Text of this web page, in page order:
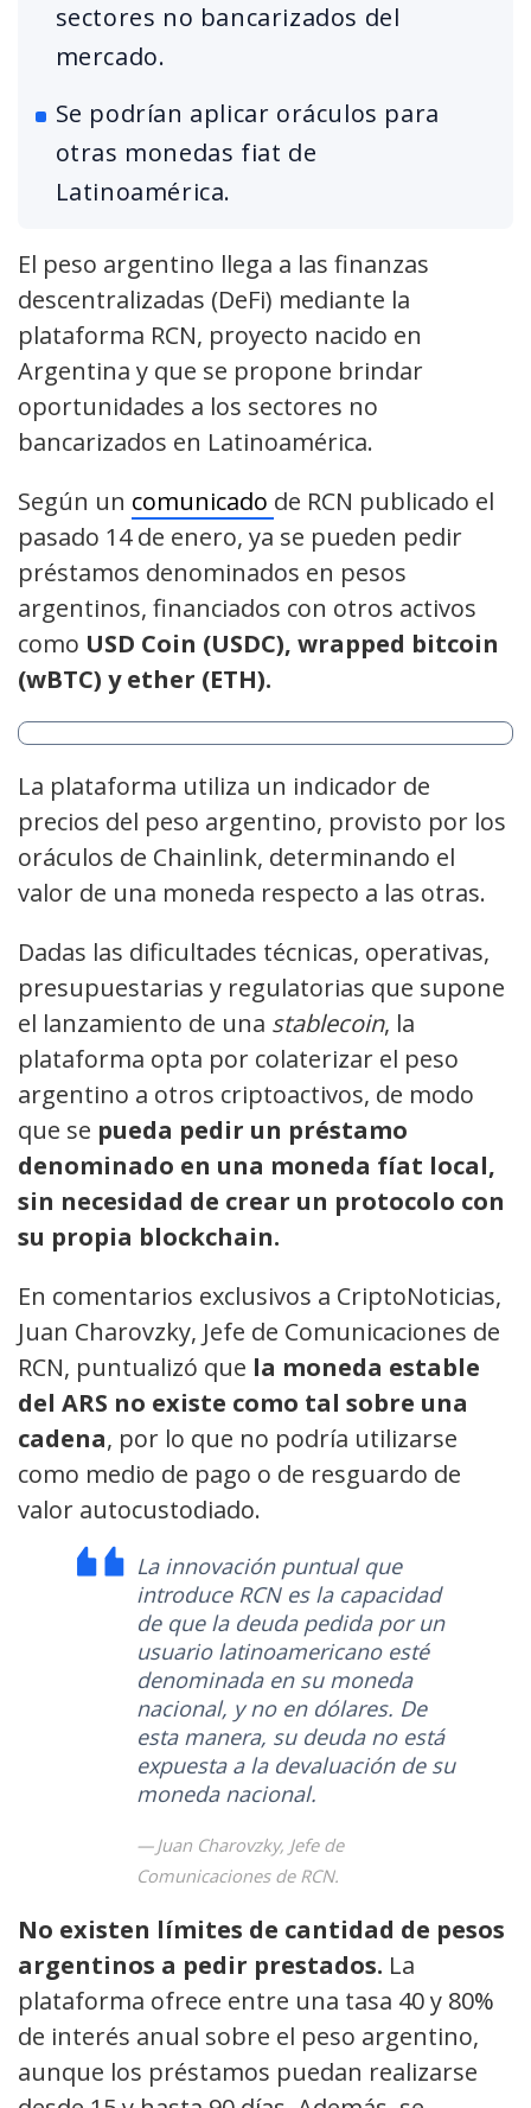
sectores no bancarizados del
mercado.
Se podrían aplicar oráculos para
otras monedas fiat de
Latinoamérica.
El peso argentino llega a las finanzas
descentralizadas (DeFi) mediante la
plataforma RCN, proyecto nacido en
Argentina y que se propone brindar
oportunidades a los sectores no
bancarizados en Latinoamérica.
Según un comunicado de RCN publicado el
pasado 14 de enero, ya se pueden pedir
préstamos denominados en pesos
argentinos, financiados con otros activos
como USD Coin (USDC), wrapped bitcoin
(wBTC) y ether (ETH).
La plataforma utiliza un indicador de
precios del peso argentino, provisto por los
oráculos de Chainlink, determinando el
valor de una moneda respecto a las otras.
Dadas las dificultades técnicas, operativas,
presupuestarias y regulatorias que supone
el lanzamiento de una stablecoin, la
plataforma opta por colaterizar el peso
argentino a otros criptoactivos, de modo
que se pueda pedir un préstamo
denominado en una moneda fíat local,
sin necesidad de crear un protocolo con
su propia blockchain.
En comentarios exclusivos a CriptoNoticias,
Juan Charovzky, Jefe de Comunicaciones de
RCN, puntualizó que la moneda estable
del ARS no existe como tal sobre una
cadena, por lo que no podría utilizarse
como medio de pago o de resguardo de
valor autocustodiado.
La innovación puntual que
introduce RCN es la capacidad
de que la deuda pedida por un
usuario latinoamericano esté
denominada en su moneda
nacional, y no en dólares. De
esta manera, su deuda no está
expuesta a la devaluación de su
moneda nacional.
Juan Charovzky, Jefe de
Comunicaciones de RCN.
No existen límites de cantidad de pesos
argentinos a pedir prestados. La
plataforma ofrece entre una tasa 40 y 80%
de interés anual sobre el peso argentino,
aunque los préstamos puedan realizarse